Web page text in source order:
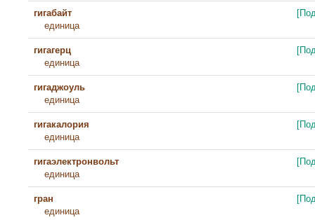
гигабайт
единица
гигагерц
единица
гигаджоуль
единица
гигакалория
единица
гигаэлектронвольт
единица
гран
единица